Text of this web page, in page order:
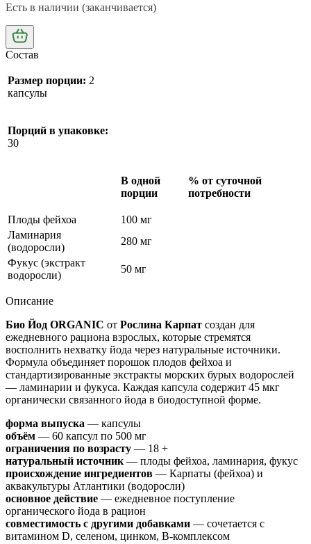
Есть в наличии (заканчивается)
Состав
Размер порции: 2
капсулы
Порций в упаковке:
30
В одной
порции
% от суточной
потребности
Плоды фейхоа
100 мг
Ламинария
(водоросли)
280 мг
Фукус (экстракт
водоросли)
50 мг
Описание
Био Йод ORGANIC от Рослина Карпат создан для
ежедневного рациона взрослых, которые стремятся
восполнить нехватку йода через натуральные источники.
Формула объединяет порошок плодов фейхоа и
стандартизированные экстракты морских бурых водорослей
— ламинарии и фукуса. Каждая капсула содержит 45 мкг
органически связанного йода в биодоступной форме.
форма выпуска — капсулы
объём — 60 капсул по 500 мг
ограничения по возрасту — 18 +
натуральный источник — плоды фейхоа, ламинария, фукус
происхождение ингредиентов — Карпаты (фейхоа) и
аквакультуры Атлантики (водоросли)
основное действие — ежедневное поступление
органического йода в рацион
совместимость с другими добавками — сочетается с
витамином D, селеном, цинком, B-комплексом